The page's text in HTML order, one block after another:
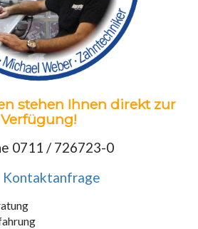
stehen Ihnen direkt zur
Verfügung!
0711 / 726723-0
Kontaktanfrage